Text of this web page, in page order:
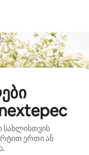
სახლისთვის
ერთი ან